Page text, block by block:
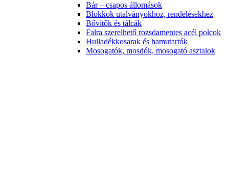
Bár – csapos állomások
Blokkok utalványokhoz, rendelésekhez
Bővítők és tálcák
Falra szerelhető rozsdamentes acél polcok
Hulladékkosarak és hamutartók
Mosogatók, mosdók, mosogató asztalok